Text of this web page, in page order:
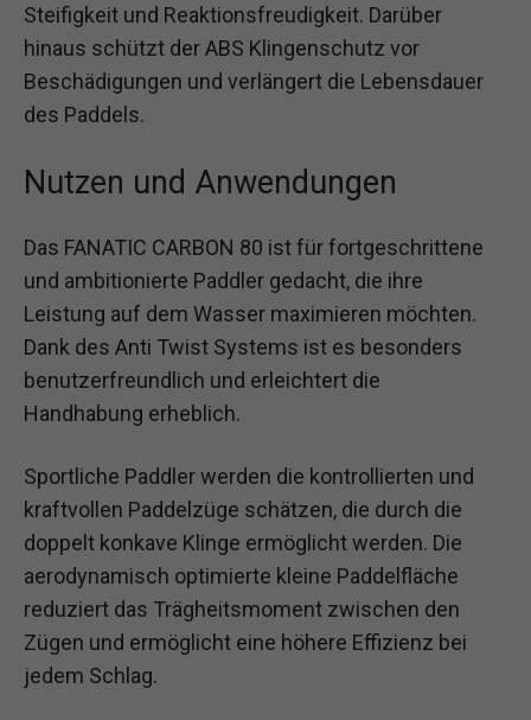
Steifigkeit und Reaktionsfreudigkeit. Darüber
hinaus schützt der ABS Klingenschutz vor
Beschädigungen und verlängert die Lebensdauer
des Paddels.
Nutzen und Anwendungen
Das FANATIC CARBON 80 ist für fortgeschrittene
und ambitionierte Paddler gedacht, die ihre
Leistung auf dem Wasser maximieren möchten.
Dank des Anti Twist Systems ist es besonders
benutzerfreundlich und erleichtert die
Handhabung erheblich.
Sportliche Paddler werden die kontrollierten und
kraftvollen Paddelzüge schätzen, die durch die
doppelt konkave Klinge ermöglicht werden. Die
aerodynamisch optimierte kleine Paddelfläche
reduziert das Trägheitsmoment zwischen den
Zügen und ermöglicht eine höhere Effizienz bei
jedem Schlag.